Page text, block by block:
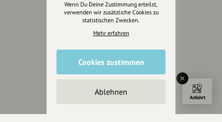
Anfahrt
Wenn Du Deine Zustimmung erteilst,
verwenden wir zusätzliche Cookies zu
statistischen Zwecken.
Mehr erfahren
Cookies zustimmen
Ablehnen